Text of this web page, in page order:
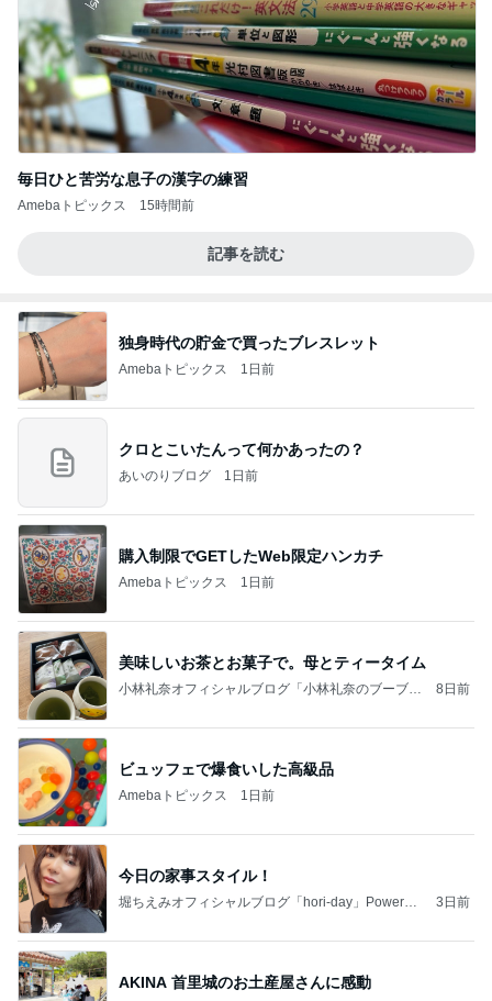
毎日ひと苦労な息子の漢字の練習
Amebaトピックス 15時間前
記事を読む
独身時代の貯金で買ったブレスレット
Amebaトピックス 1日前
クロとこいたんって何かあったの？
あいのりブログ 1日前
購入制限でGETしたWeb限定ハンカチ
Amebaトピックス 1日前
美味しいお茶とお菓子で。母とティータイム
小林礼奈オフィシャルブログ「小林礼奈のブーブー
8日前
ビュッフェで爆食いした高級品
Amebaトピックス 1日前
今日の家事スタイル！
堀ちえみオフィシャルブログ「hori-day」Powered
3日前
AKINA 首里城のお土産屋さんに感動